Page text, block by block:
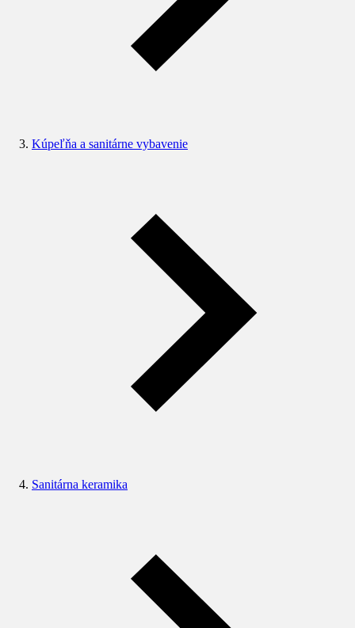
Kúpeľňa a sanitárne vybavenie
Sanitárna keramika